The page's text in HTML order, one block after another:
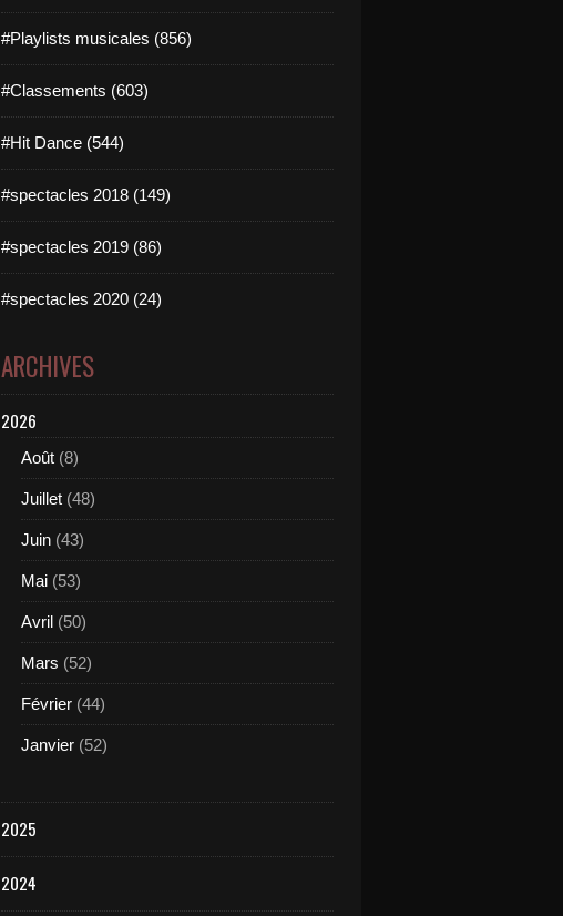
#Playlists musicales (856)
#Classements (603)
#Hit Dance (544)
#spectacles 2018 (149)
#spectacles 2019 (86)
#spectacles 2020 (24)
ARCHIVES
2026
Août (8)
Juillet (48)
Juin (43)
Mai (53)
Avril (50)
Mars (52)
Février (44)
Janvier (52)
2025
2024